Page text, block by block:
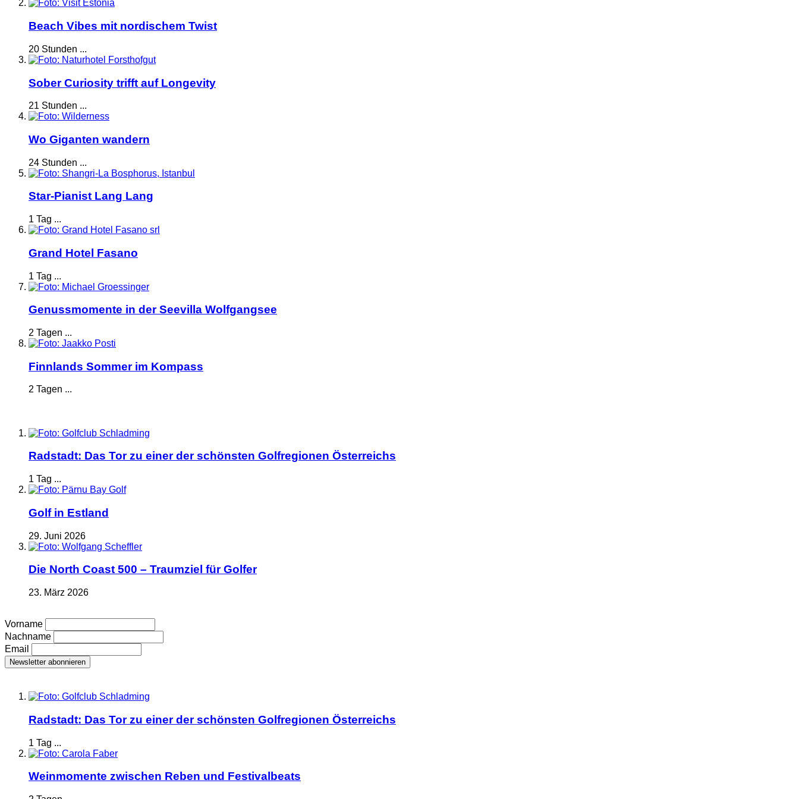
Beach Vibes mit nordischem Twist
20 Stunden ...
Sober Curiosity trifft auf Longevity
21 Stunden ...
Wo Giganten wandern
24 Stunden ...
Star-Pianist Lang Lang
1 Tag ...
Grand Hotel Fasano
1 Tag ...
Genussmomente in der Seevilla Wolfgangsee
2 Tagen ...
Finnlands Sommer im Kompass
2 Tagen ...
Radstadt: Das Tor zu einer der schönsten Golfregionen Österreichs
1 Tag ...
Golf in Estland
29. Juni 2026
Die North Coast 500 – Traumziel für Golfer
23. März 2026
Vorname
Nachname
Email
Radstadt: Das Tor zu einer der schönsten Golfregionen Österreichs
1 Tag ...
Weinmomente zwischen Reben und Festivalbeats